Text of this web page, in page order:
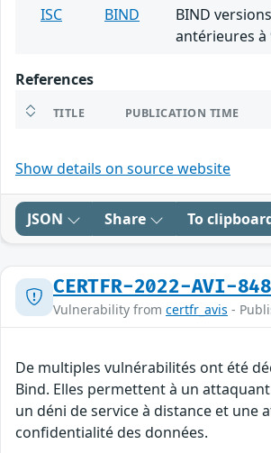
ISC
BIND
BIND
antérieures à
References
TITLE PUBLICATION TIME
Show details on source website
JSON Share To
CERTFR-2022-AVI-848
Vulnerability from certfr_avis -
De multiples vulnérabilités ont été
Bind. Elles permettent à un
un déni de service à distance et une
confidentialité des données.